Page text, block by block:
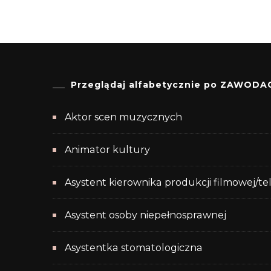
Przeglądaj alfabetycznie po
Aktor scen muzycznych
Animator kultury
Asystent kierownika produkcji filmowej/
Asystent osoby niepełnosprawnej
Asystentka stomatologiczna